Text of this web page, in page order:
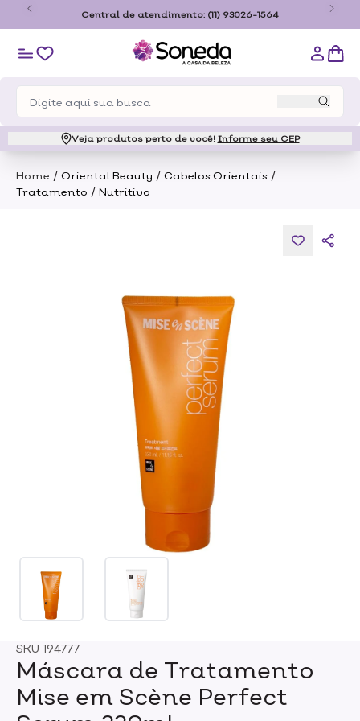
Central de atendimento: (11) 93026-1564
Veja produtos perto de você! Informe seu CEP
Home / Oriental Beauty / Cabelos Orientais /
Tratamento / Nutritivo
SKU 194777
Máscara de Tratamento
Mise em Scène Perfect